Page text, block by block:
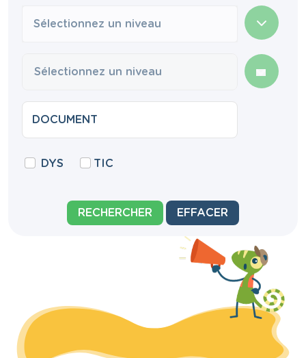
Sélectionnez un niveau
DYS TIC
RECHERCHER EFFACER